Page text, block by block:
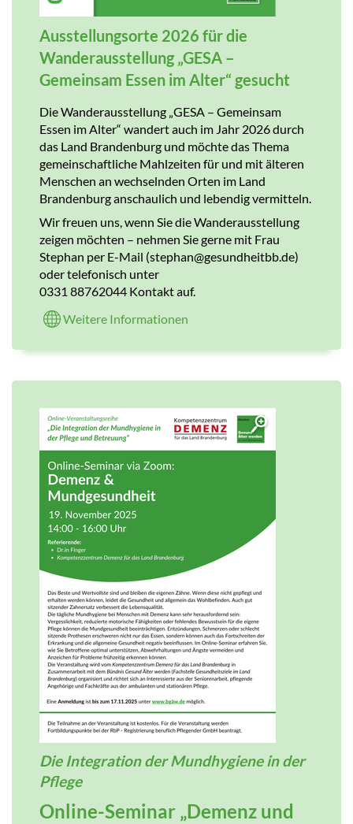
Ausstellungsorte 2026 für die
Wanderausstellung „GESA –
Gemeinsam Essen im Alter“ gesucht
Die Wanderausstellung „GESA – Gemeinsam
Essen im Alter“ wandert auch im Jahr 2026 durch
das Land Brandenburg und möchte das Thema
gemeinschaftliche Mahlzeiten für und mit älteren
Menschen an wechselnden Orten im Land
Brandenburg anschaulich und lebendig vermitteln.
Wir freuen uns, wenn Sie die Wanderausstellung
zeigen möchten – nehmen Sie gerne mit Frau
Stephan per E-Mail (stephan@gesundheitbb.de)
oder telefonisch unter
0331 88762044 Kontakt auf.
Weitere Informationen
Die Integration der Mundhygiene in der
Pflege
Online-Seminar „Demenz und